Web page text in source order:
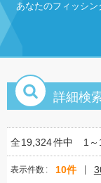
に
移
動
あなたのフィッシ
詳細検
全19,324件中 1
表示件数 10件